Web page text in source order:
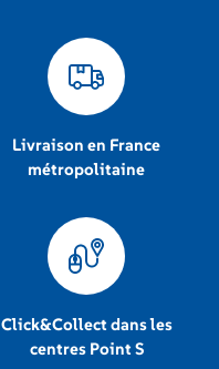
Livraison en France
métropolitaine
Click&Collect dans les
centres Point S